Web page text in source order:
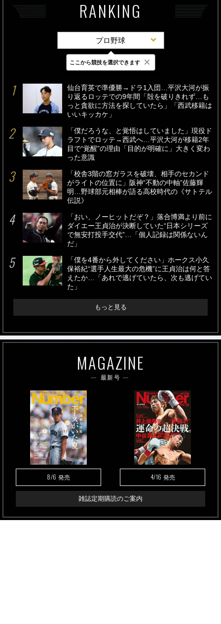
RANKING
プロ野球
最新 24時間 週間
仙台育英で準優勝→ドラ1入団…平沢大河が振
り返るロッテでの9年間「殻を破りきれず…も
っと貪欲に方法を探していたら」「西武移籍は
いいキッカケ」
「僕だろうな、と覚悟はしていました」現役ド
ラフトでロッテ→西武へ…平沢大河が移籍2年
目で“覚醒”の理由「目的が明確に」大きく変わ
った意識
「校舎3階の窓ガラスを破壊、相手のセカンド
がライトの位置に」阪神“不動の中軸”佐藤輝
明…野球部元相棒が語る高校時代の《サトテル
伝説》
「おい、ノーヒットだぞ？」落合博満より前に
ダイエー王貞治が決断していた“日本シリーズ
で無安打投手交代”…「個人記録は関係ないん
だ」
「僕を4番から外してください」ホークス小久
保裕紀“選手人生最大の危機”に王貞治は何と答
えたか…「あれで逃げていたら、次も逃げてい
た」
もっと見る
MAGAZINE
最新号
8/6 発売 4/16 発売
雑誌定期購読のご案内
ここから競技を選択できます ×